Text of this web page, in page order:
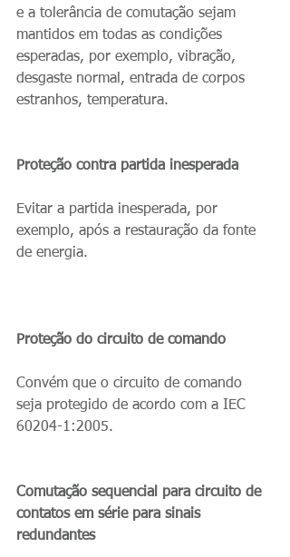
e a tolerância de comutação sejam
mantidos em todas as condições
esperadas, por exemplo, vibração,
desgaste normal, entrada de corpos
estranhos, temperatura.
Proteção contra partida inesperada
Evitar a partida inesperada, por
exemplo, após a restauração da fonte
de energia.
Proteção do circuito de comando
Convém que o circuito de comando
seja protegido de acordo com a IEC
60204-1:2005.
Comutação sequencial para circuito de
contatos em série para sinais
redundantes